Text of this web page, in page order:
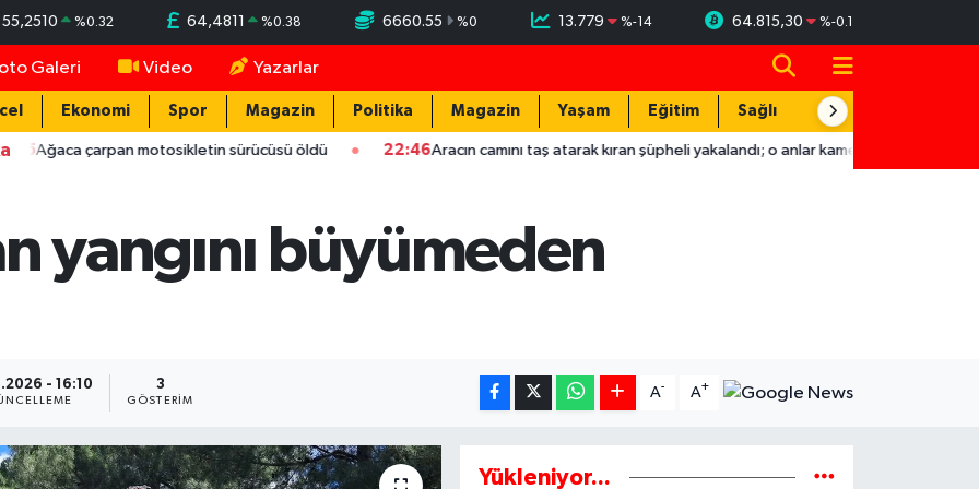
55,2510 %0.32 64,4811 %0.38 6660.55 %0 13.779 %-14 64.815,30 %-0.1
Galeri Video Yazarlar
Ekonomi Spor Magazin Politika Magazin Yaşam Eğitim Sağlık Teknoloji
motosikletin sürücüsü öldü 22:46 Aracın camını taş atarak kıran şüpheli yakalandı; o anlar kamerada
yangını büyümeden
- 16:10 3
GÖSTERIM
A- A+
Yükleniyor...